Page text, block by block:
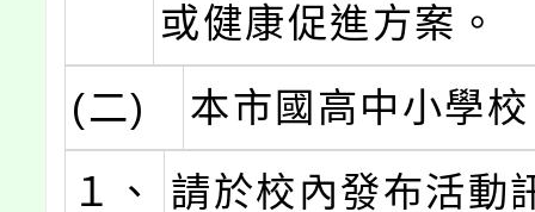
或健康促進方案。
(二)
本市國高中小學
１、
請於校內發布活動